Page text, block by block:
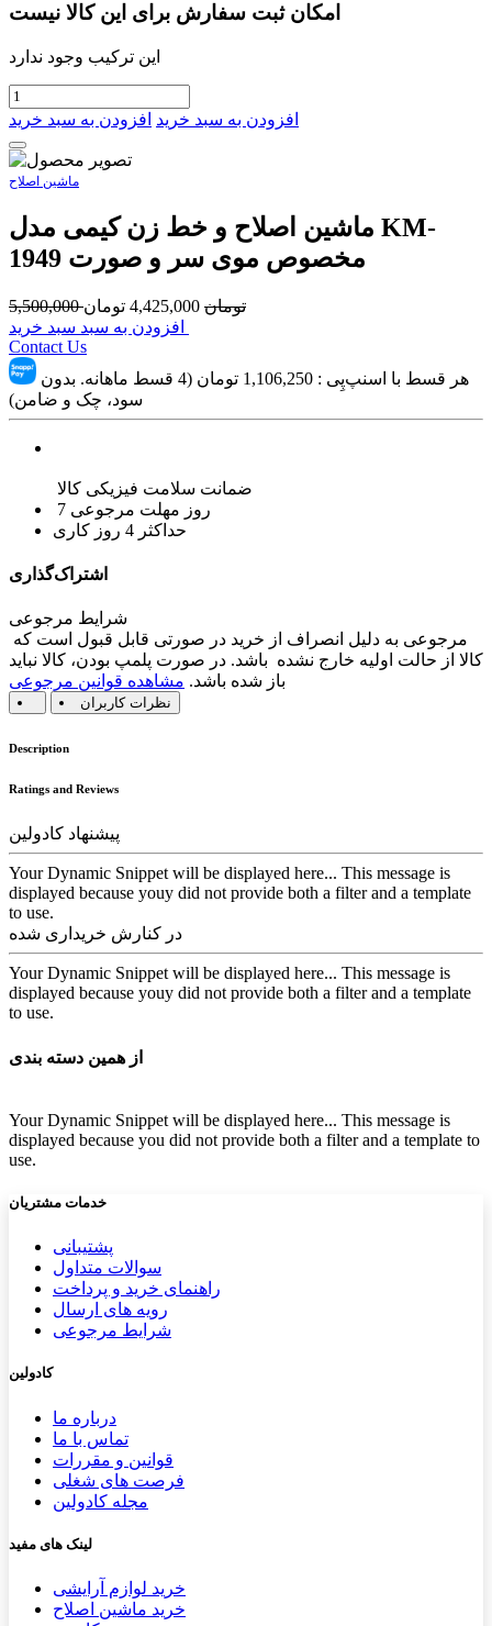
امکان ثبت سفارش برای این کالا نیست
این ترکیب وجود ندارد
افزودن به سبد خرید افزودن به سبد خرید
ماشین اصلاح
ماشین اصلاح و خط زن کیمی مدل KM-
1949 مخصوص موی سر و صورت
5,500,000 تومان 4,425,000 تومان
Contact Us
هر قسط با اسنپ‌پِی : 1,106,250
تومان (4 قسط ماهانه. بدون
سود، چک و ضامن)
ضمانت سلامت فیزیکی کالا
7 روز مهلت مرجوعی
حداکثر 4 روز کاری
اشتراک‌گذاری
شرایط مرجوعی
کالا از حالت اولیه خارج نشده باشد. در صورت پلمپ بودن، کالا نباید
باز شده باشد. مشاهده قوانین مرجوعی
نظرات کاربران
Description
Ratings and Reviews
پیشنهاد کادولین
Your Dynamic Snippet will be displayed here... This message is
displayed because youy did not provide both a filter and a template
to use.
در کنارش خریداری شده
Your Dynamic Snippet will be displayed here... This message is
displayed because youy did not provide both a filter and a template
to use.
از همین دسته بندی
Your Dynamic Snippet will be displayed here... This message is
displayed because you did not provide both a filter and a template to
use.
خدمات مشتریان
پشتیب​​انی
سوالات متداول
راهنمای خرید و پرداخت
رویه های ارسال
شرایط مرجوعی
کادولین
درباره ما
تماس با ما
قوانین و مقررات
فرصت های شغلی
مجله کادولین
لینک های مفید
خرید لوازم آرایشی
خرید ماشین اصلاح